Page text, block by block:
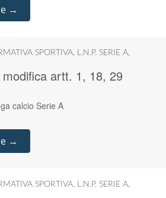
→
SPORTIVA, L.N.P. SERIE A,
artt. 1, 18, 29
calcio Serie A
→
SPORTIVA, L.N.P. SERIE A,